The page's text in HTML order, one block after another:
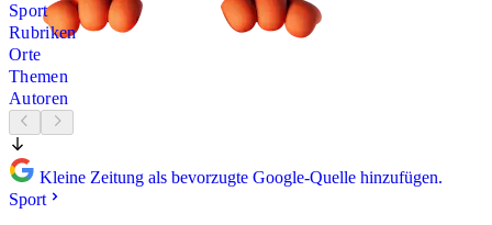
Sport
Rubriken
Orte
Themen
Autoren
Kleine Zeitung als bevorzugte Google-Quelle hinzufügen.
Sport